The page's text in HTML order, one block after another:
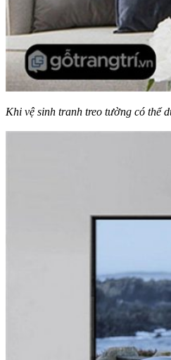
Khi vệ sinh tranh treo tường có thể